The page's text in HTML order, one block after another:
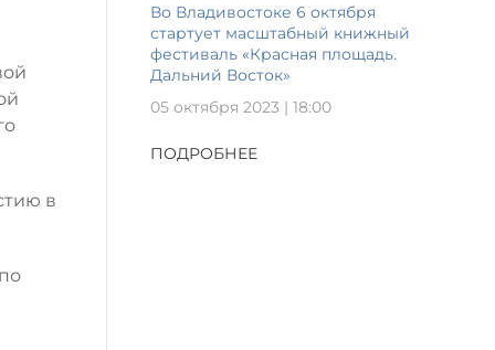
в
Во Владивостоке 6 октября
стартует масштабный книжный
фестиваль «Красная площадь.
Дальний Восток»
05 октября 2023 | 18:00
ПОДРОБНЕЕ